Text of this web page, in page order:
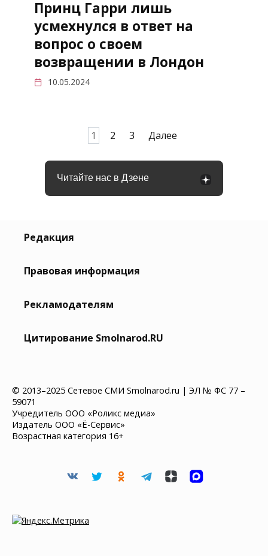
Принц Гарри лишь
усмехнулся в ответ на
вопрос о своем
возвращении в Лондон
10.05.2024
1 2 3 Далее
Читайте нас в Дзене
Редакция
Правовая информация
Рекламодателям
Цитирование Smolnarod.RU
© 2013–2025 Сетевое СМИ Smolnarod.ru | ЭЛ № ФС 77 –
59071
Учредитель ООО «Роликс медиа»
Издатель ООО «Ё-Сервис»
Возрастная категория 16+